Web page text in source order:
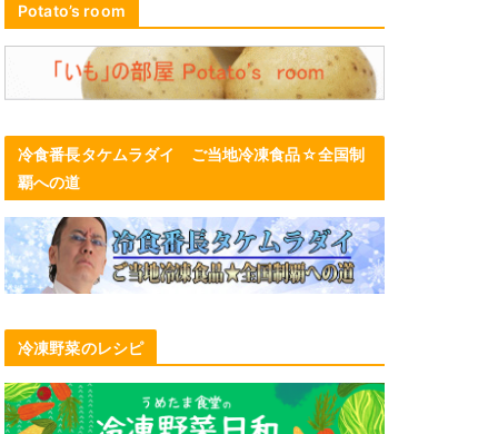
Potato’s room
冷食番長タケムラダイ ご当地冷凍食品☆全国制
覇への道
冷凍野菜のレシピ